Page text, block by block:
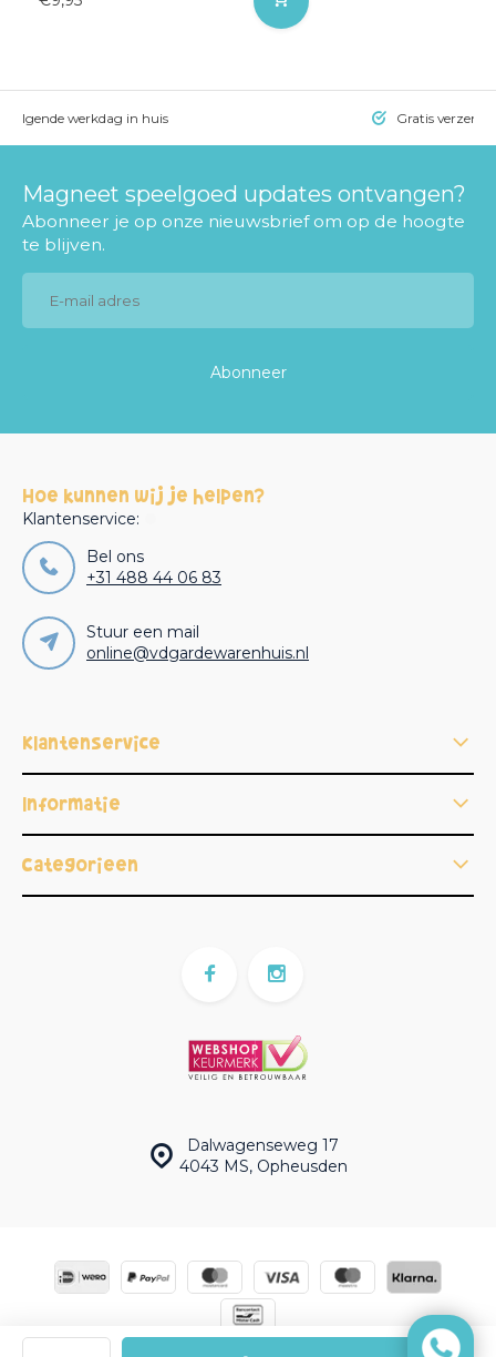
volgende werkdag in huis Gratis
Magneet speelgoed updates ontvangen?
Abonneer je op onze nieuwsbrief om op de hoogte
te blijven.
Abonneer
Hoe kunnen wij je helpen?
Klantenservice:
Bel ons
+31 488 44 06 83
Stuur een mail
online@vdgardewarenhuis.nl
Klantenservice
Informatie
Categorieën
Dalwagenseweg 17
4043 MS, Opheusden
© Magnetenspeelgoed.nl | Powered by Sitemap